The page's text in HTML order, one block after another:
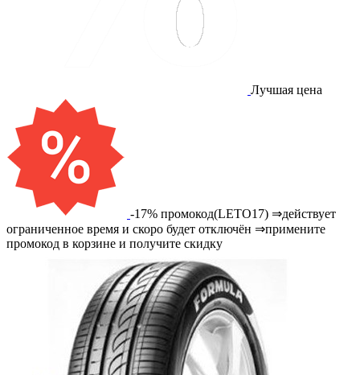
Лучшая цена
-17% промокод(LETO17) ⇒действует
ограниченное время и скоро будет отключён ⇒примените
промокод в корзине и получите скидку